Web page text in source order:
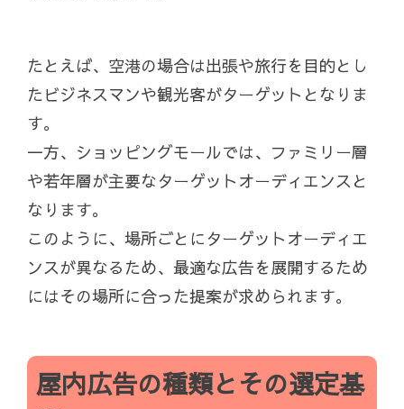
たとえば、空港の場合は出張や旅行を目的とし
たビジネスマンや観光客がターゲットとなりま
す。
一方、ショッピングモールでは、ファミリー層
や若年層が主要なターゲットオーディエンスと
なります。
このように、場所ごとにターゲットオーディエ
ンスが異なるため、最適な広告を展開するため
にはその場所に合った提案が求められます。
屋内広告の種類とその選定基